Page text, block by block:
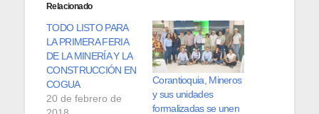
Relacionado
TODO LISTO PARA
LA PRIMERA FERIA
DE LA MINERÍA Y LA
CONSTRUCCIÓN EN
COGUA
20 de febrero de
Corantioquia, Mineros
y sus unidades
formalizadas se unen